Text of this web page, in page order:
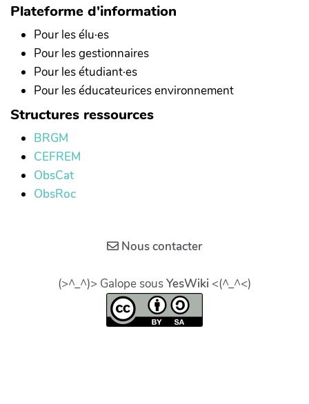
Plateforme d'information
Pour les élu·es
Pour les gestionnaires
Pour les étudiant·es
Pour les éducateurices environnement
Structures ressources
BRGM
CEFREM
ObsCat
ObsRoc
Nous contacter
(>^_^)> Galope sousYesWiki <(^_^<)